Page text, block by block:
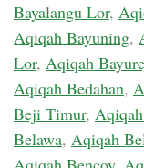
Bayalangu Lor,
Aqiqah Bayuning,
Lor, Aqiqah
Aqiqah Bedahan,
Beji Timur,
Belawa, Aqiqah